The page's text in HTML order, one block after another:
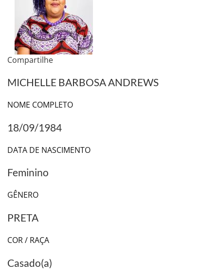
Compartilhe
MICHELLE BARBOSA ANDREWS
NOME COMPLETO
18/09/1984
DATA DE NASCIMENTO
Feminino
GÊNERO
PRETA
COR / RAÇA
Casado(a)